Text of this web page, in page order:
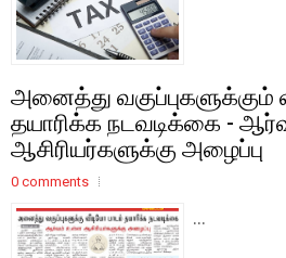
அனைத்து வகுப்புகளுக்கும்
தயாரிக்க நடவடிக்கை -
ஆசிரியர்களுக்கு அழைப்பு
0 comments
...